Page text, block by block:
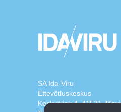
SA Ida-Viru
Ettevõtluskeskus
Keskväljak 4, 41531 Jõhvi